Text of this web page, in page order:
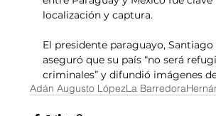
localización y captura.
El presidente paraguayo, Santiago
aseguró que su país “no será
criminales” y difundió imágenes
Adán Augusto LópezLa Barredora